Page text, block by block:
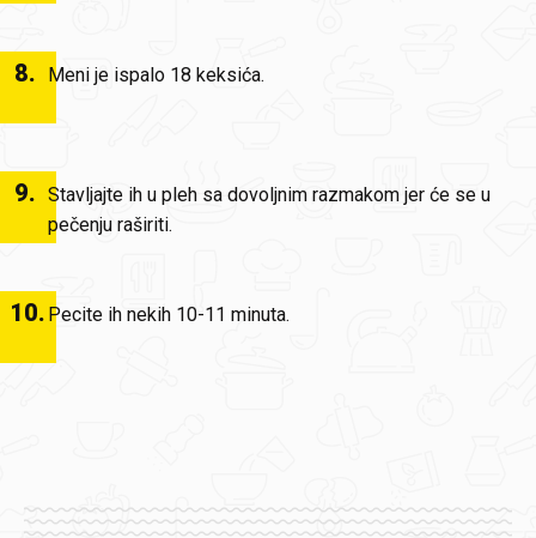
8. Meni je ispalo 18 keksića.
9. Stavljajte ih u pleh sa dovoljnim razmakom jer će se u
pečenju raširiti.
10. Pecite ih nekih 10-11 minuta.